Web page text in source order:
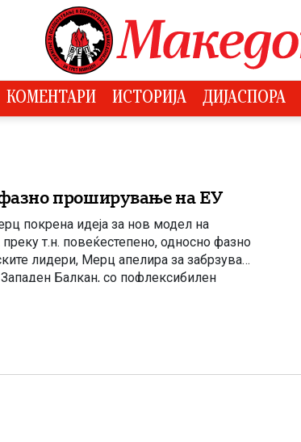
КОМЕНТАРИ ИСТОРИЈА ДИЈАСПОРА
проширување на ЕУ
покрена идеја за нов модел на
т.н. повеќестепено, односно фазно
лидери, Мерц апелира за забрзување
Балкан, со пофлексибилен
придобивки и пред формалното